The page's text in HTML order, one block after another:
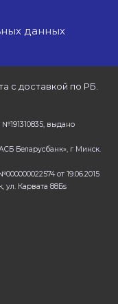
данных
с доставкой по РБ.
выдано
Беларусбанк», г Минск.
от 19.06.2015
ул. Карвата 88Бs